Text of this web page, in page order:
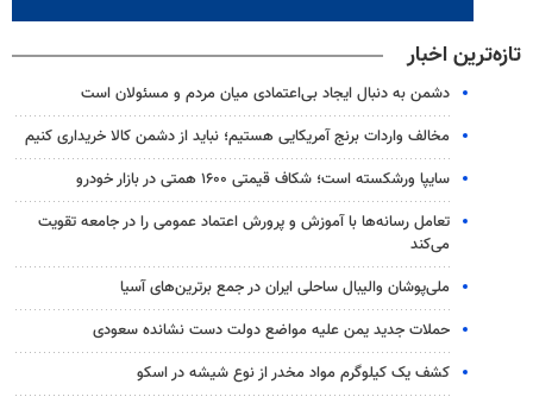
تازه‌ترین اخبار
دشمن به دنبال ایجاد بی‌اعتمادی میان مردم و مسئولان است
مخالف واردات برنج آمریکایی هستیم؛ نباید از دشمن کالا خریداری کنیم
سایپا ورشکسته است؛ شکاف قیمتی ۱۶۰۰ همتی در بازار خودرو
تعامل رسانه‌ها با آموزش و پرورش اعتماد عمومی را در جامعه تقویت
می‌کند
ملی‌پوشان والیبال ساحلی ایران در جمع برترین‌های آسیا
حملات جدید یمن علیه مواضع دولت دست نشانده سعودی
کشف یک کیلوگرم مواد مخدر از نوع شیشه در اسکو